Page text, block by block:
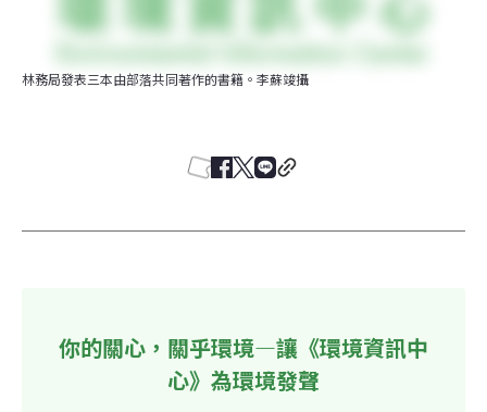
林務局發表三本由部落共同著作的書籍。李蘇竣攝
你的關心，關乎環境—讓《環境資訊中
心》為環境發聲